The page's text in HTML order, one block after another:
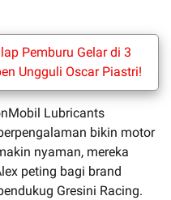
Pemburu Gelar di 3
Ungguli Oscar Piastri!
Lubricants
bikin motor
nyaman, mereka
peting bagi brand
Gresini Racing.